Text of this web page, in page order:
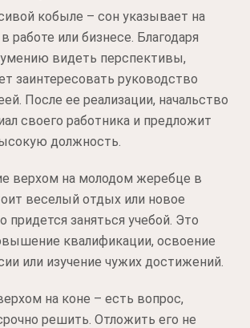
кобыле – сон указывает на
работе или бизнесе. Благодаря
видеть перспективы,
заинтересовать руководство
После ее реализации, начальство
своего работника и предложит
должность.
верхом на молодом жеребце в
веселый отдых или новое
придется заняться учебой. Это
квалификации, освоение
или изучение чужих достижений.
на коне – есть вопрос,
решить. Отложить его не